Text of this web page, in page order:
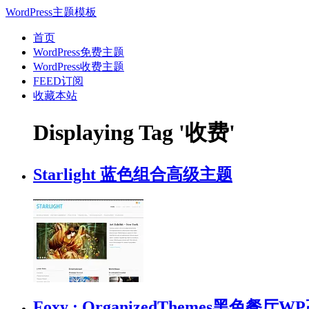
WordPress主题模板
首页
WordPress免费主题
WordPress收费主题
FEED订阅
收藏本站
Displaying Tag '收费'
Starlight 蓝色组合高级主题